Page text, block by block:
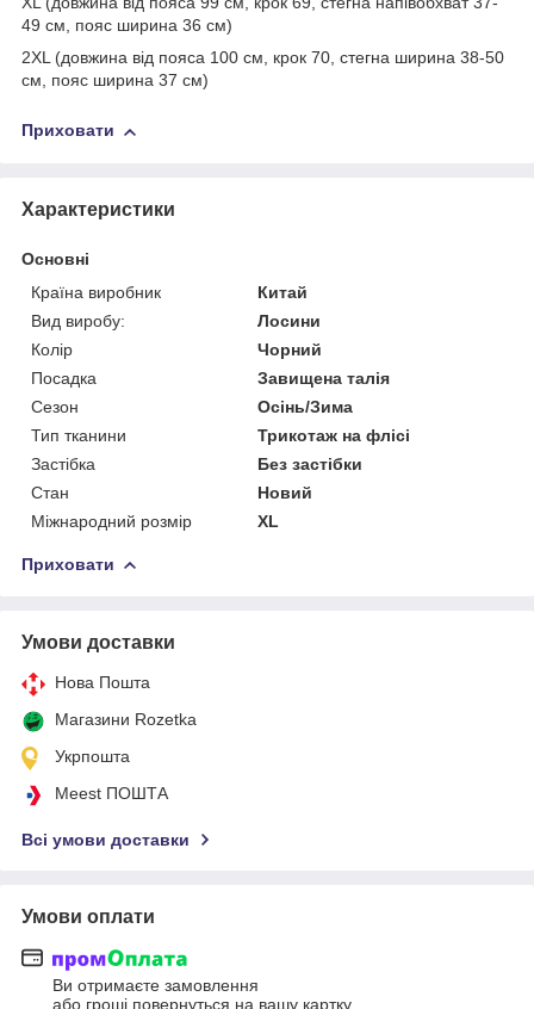
49 см, пояс ширина 36 см)
2XL (довжина від пояса 100 см, крок 70, стегна ширина 38-50
см, пояс ширина 37 см)
Приховати
Характеристики
Основні
Країна виробник
Китай
Вид виробу:
Лосини
Колір
Чорний
Посадка
Завищена талія
Сезон
Осінь/Зима
Тип тканини
Трикотаж на флісі
Застібка
Без застібки
Стан
Новий
Міжнародний розмір
XL
Приховати
Умови доставки
Нова Пошта
Магазини Rozetka
Укрпошта
Meest ПОШТА
Всі умови доставки
Умови оплати
Ви отримаєте замовлення
або гроші повернуться на вашу картку